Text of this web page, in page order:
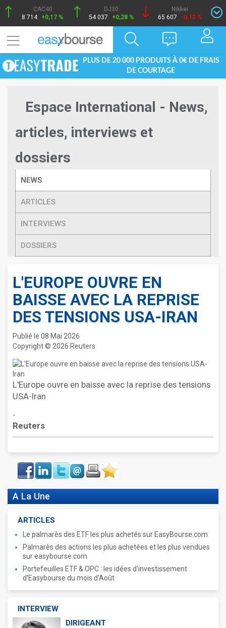
CAC40
8 714 +0,17 %
DJ30
54 037
+0,28 %
Nikkei
65 607
-0,12 %
PLUS DE 20 000 PRODUITS À 0€ DE FRAIS
DE COURTAGE
Espace International - News,
articles, interviews et
dossiers
NEWS
ARTICLES
INTERVIEWS
DOSSIERS
L'EUROPE OUVRE EN
BAISSE AVEC LA REPRISE
DES TENSIONS USA-IRAN
Publié le 08 Mai 2026
Copyright © 2026 Reuters
L'Europe ouvre en baisse avec la reprise des tensions
USA-Iran
-
Reuters
Face
book
LinkIn Twitter Envoyer ImprimerFavoris
A La Une
ARTICLES
Le palmarès des ETF les plus achetés sur EasyBourse.com
Palmarès des actions les plus achetées et les plus vendues
sur easybourse.com
Portefeuilles ETF & OPC : les idées d'investissement
d'Easybourse du mois d'Août
INTERVIEW
DIRIGEANT